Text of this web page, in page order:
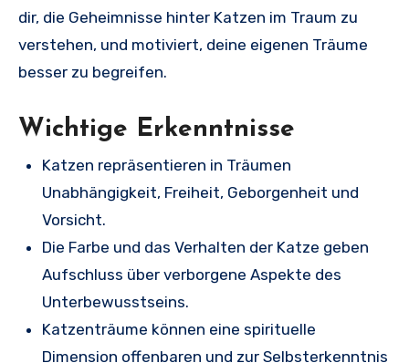
dir, die Geheimnisse hinter Katzen im Traum zu
verstehen, und motiviert, deine eigenen Träume
besser zu begreifen.
Wichtige Erkenntnisse
Katzen repräsentieren in Träumen
Unabhängigkeit, Freiheit, Geborgenheit und
Vorsicht.
Die Farbe und das Verhalten der Katze geben
Aufschluss über verborgene Aspekte des
Unterbewusstseins.
Katzenträume können eine spirituelle
Dimension offenbaren und zur Selbsterkenntnis